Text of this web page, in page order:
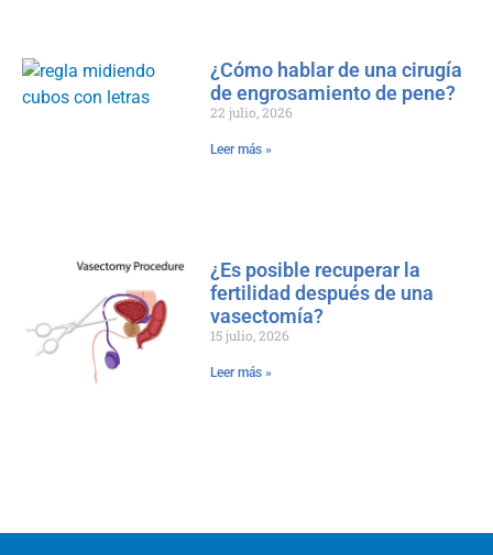
¿Cómo hablar de una cirugía
de engrosamiento de pene?
22 julio, 2026
Leer más »
¿Es posible recuperar la
fertilidad después de una
vasectomía?
15 julio, 2026
Leer más »